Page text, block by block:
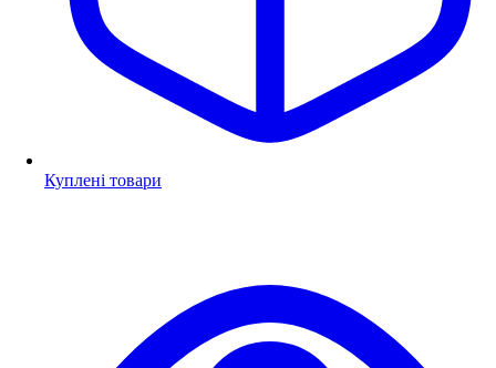
Куплені товари